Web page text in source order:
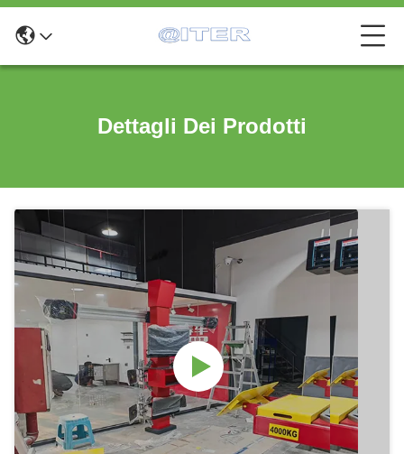
Dettagli Dei Prodotti